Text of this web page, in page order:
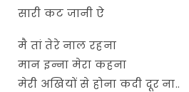
सारी कट जानी ऐ
मै तां तेरे नाल रहना
मान इन्ना मेरा कहना
मेरी अखियों से होना कदी दूर ना..